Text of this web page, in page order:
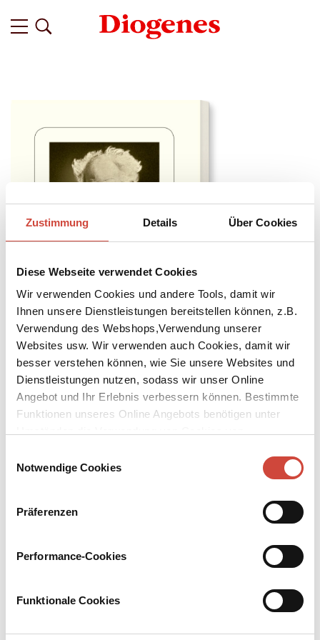
Zustimmung Details Über Cookies
Diese Webseite verwendet Cookies
Wir verwenden Cookies und andere Tools, damit wir
Ihnen unsere Dienstleistungen bereitstellen können, z.B.
Verwendung des Webshops,Verwendung unserer
Websites usw. Wir verwenden auch Cookies, damit wir
besser verstehen können, wie Sie unsere Websites und
Dienstleistungen nutzen, sodass wir unser Online
Angebot und Ihr Erlebnis verbessern können. Bestimmte
Funktionen unseres Online Angebots benötigen unter
Notwendige Cookies
Präferenzen
Performance-Cookies
Funktionale Cookies
Download Bilddatei ↘
Die Welt als Wille und Vorstellung II
Der komplette Schopenhauer: Jeder Band bringt den integralen
Schopenhauers; Übersetzungen und seltene Fremdwörter sind in
eckigen Klammern eingearbeitet; ein Glossar wissenschaftlicher
als Wille und Vorstellung‹, der ›Kleineren Schriften‹ und der
›Parerga und Paralipomena‹ beigegeben. Die Textfassung geht auf